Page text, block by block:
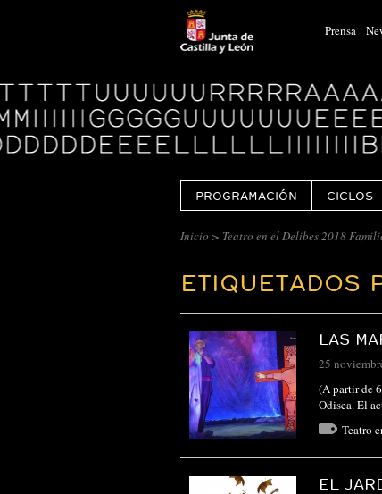
Prensa
Logo
Centro
Cultural
Miguel
Delibes
PROGRAMACIÓN CICLOS
Inicio > Teatro en el Delibes 2018
ETIQUETADOS
LAS
25
(A partir de
Odisea. El
Teatro
EL